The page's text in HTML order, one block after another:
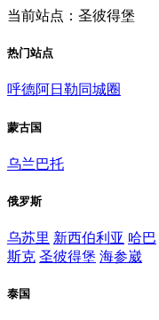
当前站点：圣彼得堡
热门站点
呼德阿日勒同城圈
蒙古国
乌兰巴托
俄罗斯
乌苏里 新西伯利亚 哈巴
斯克 圣彼得堡 海参崴
泰国